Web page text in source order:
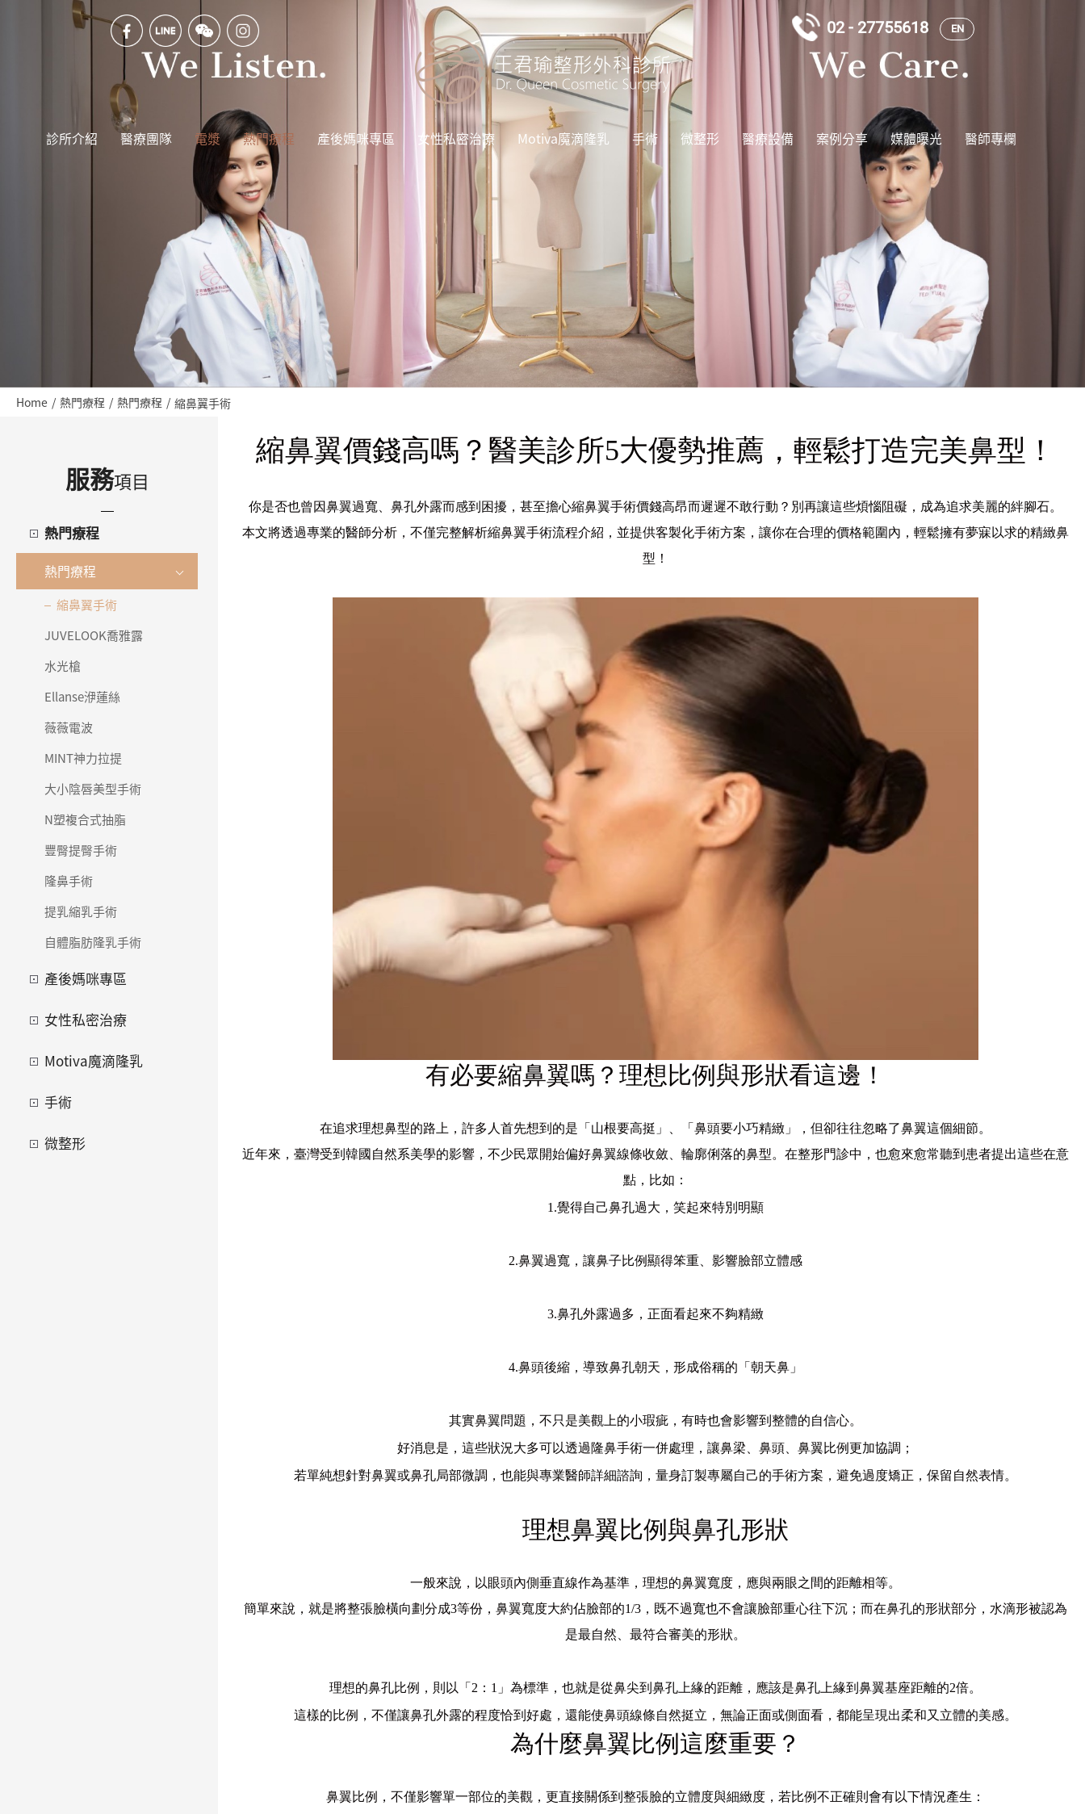
診所介紹 醫療團隊 電漿 熱門療程 產後媽咪專區 女性私密治療 Motiva魔滴隆乳 手術 微整形 醫療設備 案例分享 媒體曝光 醫師專欄
02 - 27755618 EN
Home 熱門療程 熱門療程 縮鼻翼手術
服務項目
熱門療程
熱門療程
縮鼻翼手術
JUVELOOK喬雅露
水光槍
Ellanse洢蓮絲
薇薇電波
MINT神力拉提
大小陰唇美型手術
N塑複合式抽脂
豐臀提臀手術
隆鼻手術
提乳縮乳手術
自體脂肪隆乳手術
產後媽咪專區
女性私密治療
Motiva魔滴隆乳
手術
微整形
縮鼻翼價錢高嗎？醫美診所5大優勢推薦，輕鬆打造完美鼻型！
你是否也曾因鼻翼過寬、鼻孔外露而感到困擾，甚至擔心縮鼻翼手術價錢高昂而遲遲不敢行動？別再讓這些煩惱阻礙，成為追求美麗的絆腳石。
本文將透過專業的醫師分析，不僅完整解析縮鼻翼手術流程介紹，並提供客製化手術方案，讓你在合理的價格範圍內，輕鬆擁有夢寐以求的精緻鼻
型！
有必要縮鼻翼嗎？理想比例與形狀看這邊！
在追求理想鼻型的路上，許多人首先想到的是「山根要高挺」、「鼻頭要小巧精緻」，但卻往往忽略了鼻翼這個細節。
近年來，臺灣受到韓國自然系美學的影響，不少民眾開始偏好鼻翼線條收斂、輪廓俐落的鼻型。在整形門診中，也愈來愈常聽到患者提出這些在意
點，比如：
1.覺得自己鼻孔過大，笑起來特別明顯
2.鼻翼過寬，讓鼻子比例顯得笨重、影響臉部立體感
3.鼻孔外露過多，正面看起來不夠精緻
4.鼻頭後縮，導致鼻孔朝天，形成俗稱的「朝天鼻」
其實鼻翼問題，不只是美觀上的小瑕疵，有時也會影響到整體的自信心。
好消息是，這些狀況大多可以透過隆鼻手術一併處理，讓鼻梁、鼻頭、鼻翼比例更加協調；
若單純想針對鼻翼或鼻孔局部微調，也能與專業醫師詳細諮詢，量身訂製專屬自己的手術方案，避免過度矯正，保留自然表情。
理想鼻翼比例與鼻孔形狀
一般來說，以眼頭內側垂直線作為基準，理想的鼻翼寬度，應與兩眼之間的距離相等。
簡單來說，就是將整張臉橫向劃分成3等份，鼻翼寬度大約佔臉部的1/3，既不過寬也不會讓臉部重心往下沉；而在鼻孔的形狀部分，水滴形被認為
是最自然、最符合審美的形狀。
理想的鼻孔比例，則以「2：1」為標準，也就是從鼻尖到鼻孔上緣的距離，應該是鼻孔上緣到鼻翼基座距離的2倍。
這樣的比例，不僅讓鼻孔外露的程度恰到好處，還能使鼻頭線條自然挺立，無論正面或側面看，都能呈現出柔和又立體的美感。
為什麼鼻翼比例這麼重要？
鼻翼比例，不僅影響單一部位的美觀，更直接關係到整張臉的立體度與細緻度，若比例不正確則會有以下情況產生：